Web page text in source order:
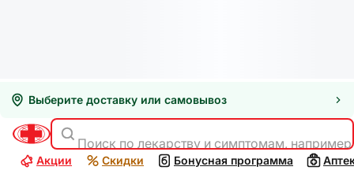
Выберите доставку или самовывоз
Поиск по лекарству и симптомам,
Акции Скидки Бонусная программа